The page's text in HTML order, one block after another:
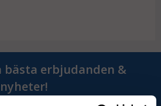
bästa erbjudanden &
nyheter!